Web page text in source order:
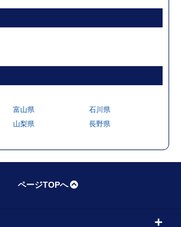
富山県
石川県
山梨県 長野県
ページTOPへ